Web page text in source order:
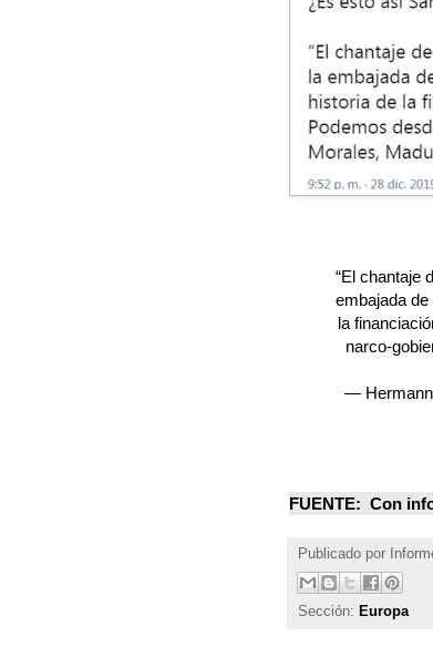
“El chantaje
embajada
la
narco-
— Hermann
FUENTE: Con
Publicado por
Sección: Europa